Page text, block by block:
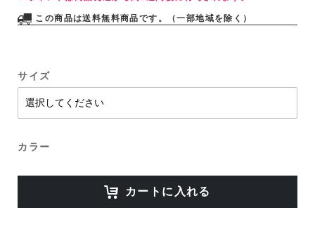
この商品は送料無料商品です。（一部地域を除く）
サイズ
カラー
カートに入れる